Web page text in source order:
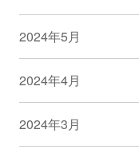
2024年5月
2024年4月
2024年3月